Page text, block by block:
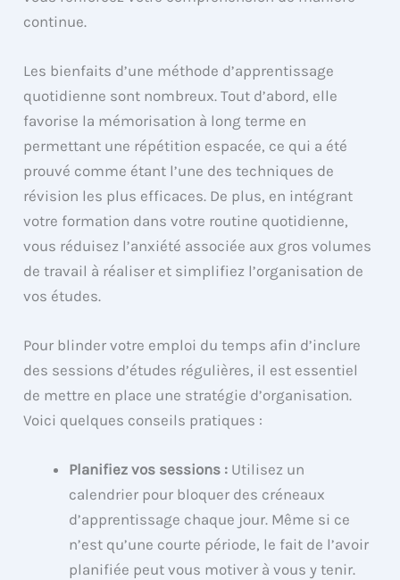
continue.
Les bienfaits d’une méthode d’apprentissage
quotidienne sont nombreux. Tout d’abord, elle
favorise la mémorisation à long terme en
permettant une répétition espacée, ce qui a été
prouvé comme étant l’une des techniques de
révision les plus efficaces. De plus, en intégrant
votre formation dans votre routine quotidienne,
vous réduisez l’anxiété associée aux gros volumes
de travail à réaliser et simplifiez l’organisation de
vos études.
Pour blinder votre emploi du temps afin d’inclure
des sessions d’études régulières, il est essentiel
de mettre en place une stratégie d’organisation.
Voici quelques conseils pratiques :
Planifiez vos sessions : Utilisez un
calendrier pour bloquer des créneaux
d’apprentissage chaque jour. Même si ce
n’est qu’une courte période, le fait de l’avoir
planifiée peut vous motiver à vous y tenir.